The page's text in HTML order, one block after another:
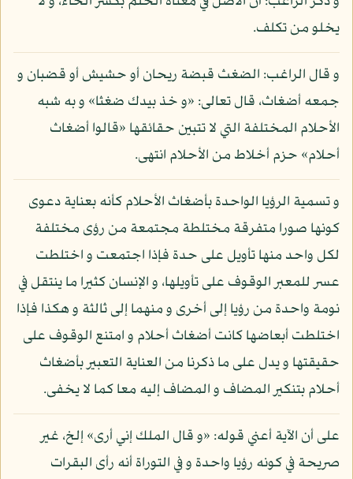
يخلو من تكلف.
و قال الراغب: الضغث قبضة ريحان أو حشيش أو قضبان و
جمعه أضغاث، قال تعالى: «و خذ بيدك ضغثا» و به شبه
الأحلام المختلفة التي لا تتبين حقائقها «قالوا أضغاث
أحلام» حزم أخلاط من الأحلام انتهى.
و تسمية الرؤيا الواحدة بأضغاث الأحلام كأنه بعناية دعوى
كونها صورا متفرقة مختلطة مجتمعة من رؤى مختلفة
لكل واحد منها تأويل على حدة فإذا اجتمعت و اختلطت
عسر للمعبر الوقوف على تأويلها، و الإنسان كثيرا ما ينتقل في
نومة واحدة من رؤيا إلى أخرى و منهما إلى ثالثة و هكذا فإذا
اختلطت أبعاضها كانت أضغاث أحلام و امتنع الوقوف على
حقيقتها و يدل على ما ذكرنا من العناية التعبير بأضغاث
أحلام بتنكير المضاف و المضاف إليه معا كما لا يخفى.
على أن الآية أعني قوله: «و قال الملك إني أرى» إلخ، غير
صريحة في كونه رؤيا واحدة و في التوراة أنه رأى البقرات